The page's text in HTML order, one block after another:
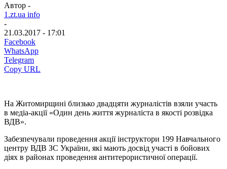
Автор -
1.zt.ua info
-
21.03.2017 - 17:01
Facebook
WhatsApp
Telegram
Copy URL
На Житомирщині близько двадцяти журналістів взяли участь
в медіа-акції «Один день життя журналіста в якості розвідка
ВДВ».
Забезпечували проведення акції інструктори 199 Навчального
центру ВДВ ЗС України, які мають досвід участі в бойових
діях в районах проведення антитерористичної операції.